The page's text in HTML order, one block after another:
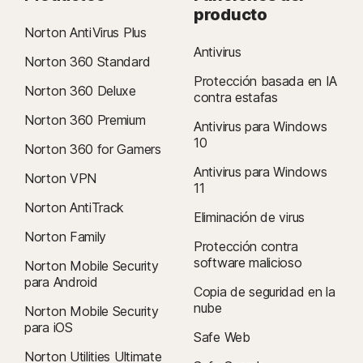
facturación. Los suscriptores anuales recibirán de manera anticipada
un correo electrónico con el precio de renovación.
pueden ser superiores al precio inicial y
están sujetos a cambios. Puedes cancelar la renovación
como se describe aquí
tu cuentao
comunicándote con nosotros aquí.
Puedes cancelar tus contratos y obtener
un reembolso completo dentro de los 14 días posteriores a la compra
inicial para suscripciones mensuales y dentro de los 60 días
posteriores al pago para suscripciones anuales. Para obtener
detalles, visita nuestra
Política de cancelación y reembolso
Para cancelar el contrato o solicitar un reembolso, haz clic aquí
Aplican restricciones. Para el servicio de eliminación de virus, debes
tener una suscripción de seguridad del dispositivo con antivirus y de
renovación automática. Consulta
Norton.com/virus-protection-promise
Norton AntiVirus Plus
Norton 360 Standard
Norton 360 Deluxe
Norton 360 Premium
Norton 360 for Gamers
Norton VPN
Norton AntiTrack
Norton Family
Norton Mobile Security
para Android
Norton Mobile Security
para iOS
Norton Utilities Ultimate
producto
Antivirus
Protección basada en IA
contra estafas
Antivirus para Windows
10
Antivirus para Windows
11
Eliminación de virus
Protección contra
software malicioso
Copia de seguridad en la
nube
Safe Web